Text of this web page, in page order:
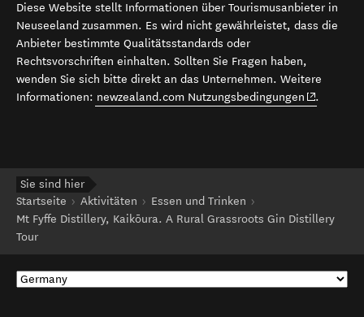
Diese Website stellt Informationen über Tourismusanbieter in
Neuseeland zusammen. Es wird nicht gewährleistet, dass die
Anbieter bestimmte Qualitätsstandards oder
Rechtsvorschriften einhalten. Sollten Sie Fragen haben,
wenden Sie sich bitte direkt an das Unternehmen. Weitere
Informationen: newzealand.com Nutzungsbedingungen (opens in
.
Sie sind hier
Startseite
Aktivitäten
Essen und Trinken
Mt Fyffe Distillery, Kaikōura. A Rural Grassroots Gin Distillery
Tour